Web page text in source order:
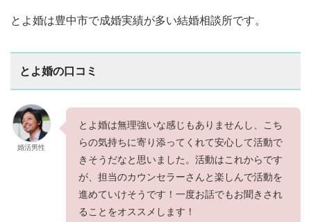
とよ婚は豊中市で成婚実績が多い結婚相談所です。
とよ婚の口コミ
婚活男性
とよ婚は無理強いな感じもありませんし、こち
らの気持ちに寄り添ってくれて安心して活動で
きそうだなと思いました。活動はこれからです
が、担当のカウンセラーさんと楽しんで活動を
進めていけそうです！一度お話でもお聞きされ
ることをオススメします！